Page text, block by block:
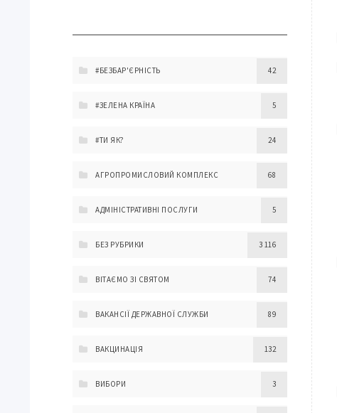
#БЕЗБАР'ЄРНІСТЬ 42
#ЗЕЛЕНА КРАЇНА 5
#ТИ ЯК? 24
АГРОПРОМИСЛОВИЙ КОМПЛЕКС 68
АДМІНІСТРАТИВНІ ПОСЛУГИ 5
БЕЗ РУБРИКИ 3 116
ВІТАЄМО ЗІ СВЯТОМ 74
ВАКАНСІЇ ДЕРЖАВНОЇ СЛУЖБИ 89
ВАКЦИНАЦІЯ 132
ВИБОРИ 3